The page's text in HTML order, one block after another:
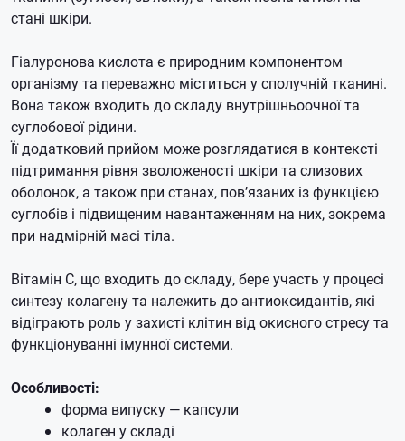
стані шкіри.
Гіалуронова кислота є природним компонентом
організму та переважно міститься у сполучній тканині.
Вона також входить до складу внутрішньоочної та
суглобової рідини.
Її додатковий прийом може розглядатися в контексті
підтримання рівня зволоженості шкіри та слизових
оболонок, а також при станах, пов’язаних із функцією
суглобів і підвищеним навантаженням на них, зокрема
при надмірній масі тіла.
Вітамін С, що входить до складу, бере участь у процесі
синтезу колагену та належить до антиоксидантів, які
відіграють роль у захисті клітин від окисного стресу та
функціонуванні імунної системи.
Особливості:
форма випуску — капсули
колаген у складі